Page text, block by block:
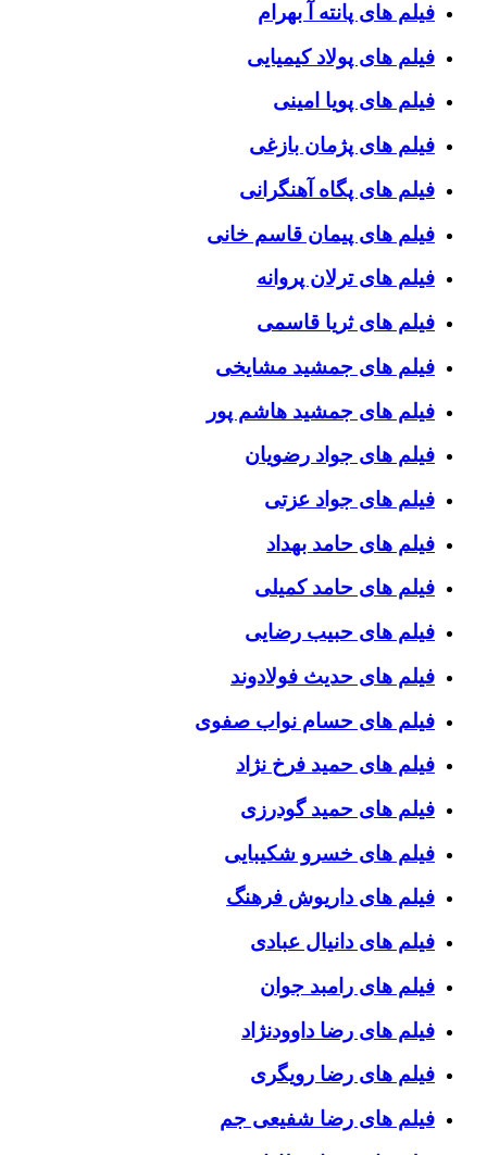
فیلم های پانته آ بهرام
فیلم های پولاد کیمیایی
فیلم های پویا امینی
فیلم های پژمان بازغی
فیلم های پگاه آهنگرانی
فیلم های پیمان قاسم خانی
فیلم های ترلان پروانه
فیلم های ثریا قاسمی
فیلم های جمشید مشایخی
فیلم های جمشید هاشم پور
فیلم های جواد رضویان
فیلم های جواد عزتی
فیلم های حامد بهداد
فیلم های حامد کمیلی
فیلم های حبیب رضایی
فیلم های حدیث فولادوند
فیلم های حسام نواب صفوی
فیلم های حمید فرخ نژاد
فیلم های حمید گودرزی
فیلم های خسرو شکیبایی
فیلم های داریوش فرهنگ
فیلم های دانیال عبادی
فیلم های رامبد جوان
فیلم های رضا داوودنژاد
فیلم های رضا رویگری
فیلم های رضا شفیعی جم